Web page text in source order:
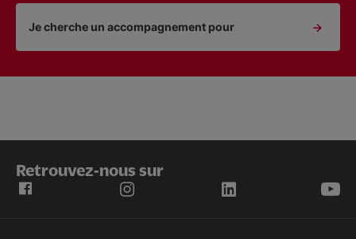
Je cherche un accompagnement pour
Retrouvez-nous sur